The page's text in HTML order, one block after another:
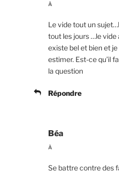
À
Le vide tout un
tout les jours …le
existe bel et bien et je
estimer. Est-ce qu’il
la question
Répondre
Béa
À
Se battre contre des